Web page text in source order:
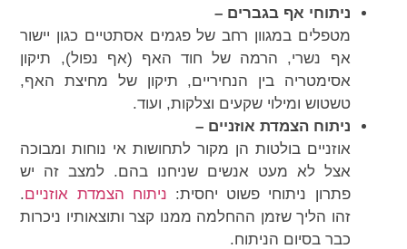
ניתוחי אף בגברים –
מטפלים במגוון רחב של פגמים אסתטיים כגון יישור
אף נשרי, הרמה של חוד האף (אף נפול), תיקון
אסימטריה בין הנחיריים, תיקון של מחיצת האף,
טשטוש ומילוי שקעים וצלקות, ועוד.
ניתוח הצמדת אוזניים –
אוזניים בולטות הן מקור לתחושות אי נוחות ומבוכה
אצל לא מעט אנשים שניחנו בהם. למצב זה יש
פתרון ניתוחי פשוט יחסית: ניתוח הצמדת אוזניים.
זהו הליך שזמן ההחלמה ממנו קצר ותוצאותיו ניכרות
כבר בסיום הניתוח.